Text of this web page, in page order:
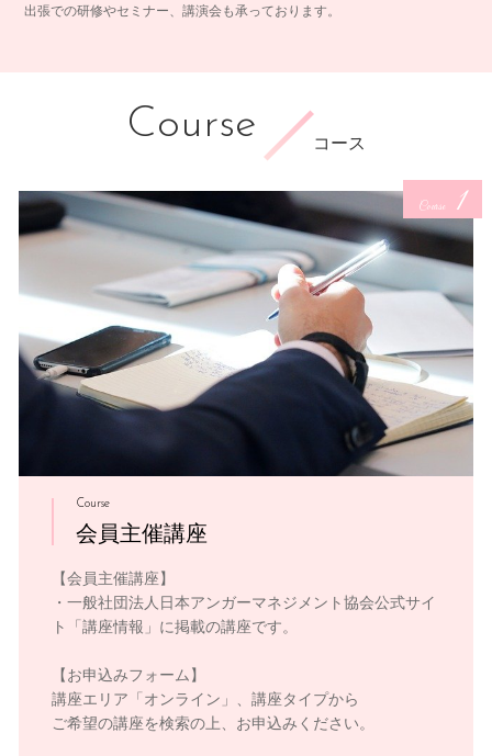
出張での研修やセミナー、講演会も承っております。
Course コース
Course 1
Course
会員主催講座
【会員主催講座】
・一般社団法人日本アンガーマネジメント協会公式サイ
ト「講座情報」に掲載の講座です。
【お申込みフォーム】
講座エリア「オンライン」、講座タイプから
ご希望の講座を検索の上、お申込みください。